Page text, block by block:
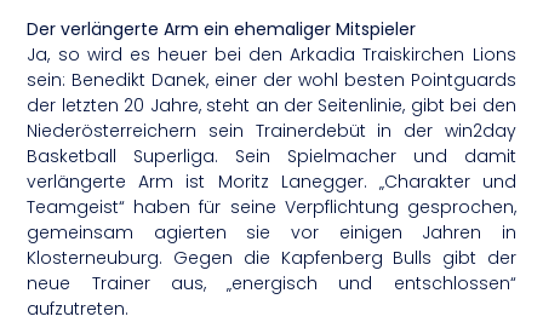
Der verlängerte Arm ein ehemaliger Mitspieler
Ja, so wird es heuer bei den Arkadia Traiskirchen Lions
sein: Benedikt Danek, einer der wohl besten Pointguards
der letzten 20 Jahre, steht an der Seitenlinie, gibt bei den
Niederösterreichern sein Trainerdebüt in der win2day
Basketball Superliga. Sein Spielmacher und damit
verlängerte Arm ist Moritz Lanegger. „Charakter und
Teamgeist“ haben für seine Verpflichtung gesprochen,
gemeinsam agierten sie vor einigen Jahren in
Klosterneuburg. Gegen die Kapfenberg Bulls gibt der
neue Trainer aus, „energisch und entschlossen“
aufzutreten.